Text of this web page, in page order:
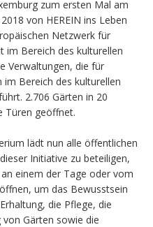
zum ersten Mal am
von HEREIN ins Leben
Netzwerk für
im Bereich des kulturellen
Verwaltungen, die für
Bereich des kulturellen
2.706 Gärten in 20
Türen geöffnet.
lädt nun alle öffentlichen
Initiative zu beteiligen,
einem der Tage oder vom
um das Bewusstsein
die Pflege, die
Gärten sowie die